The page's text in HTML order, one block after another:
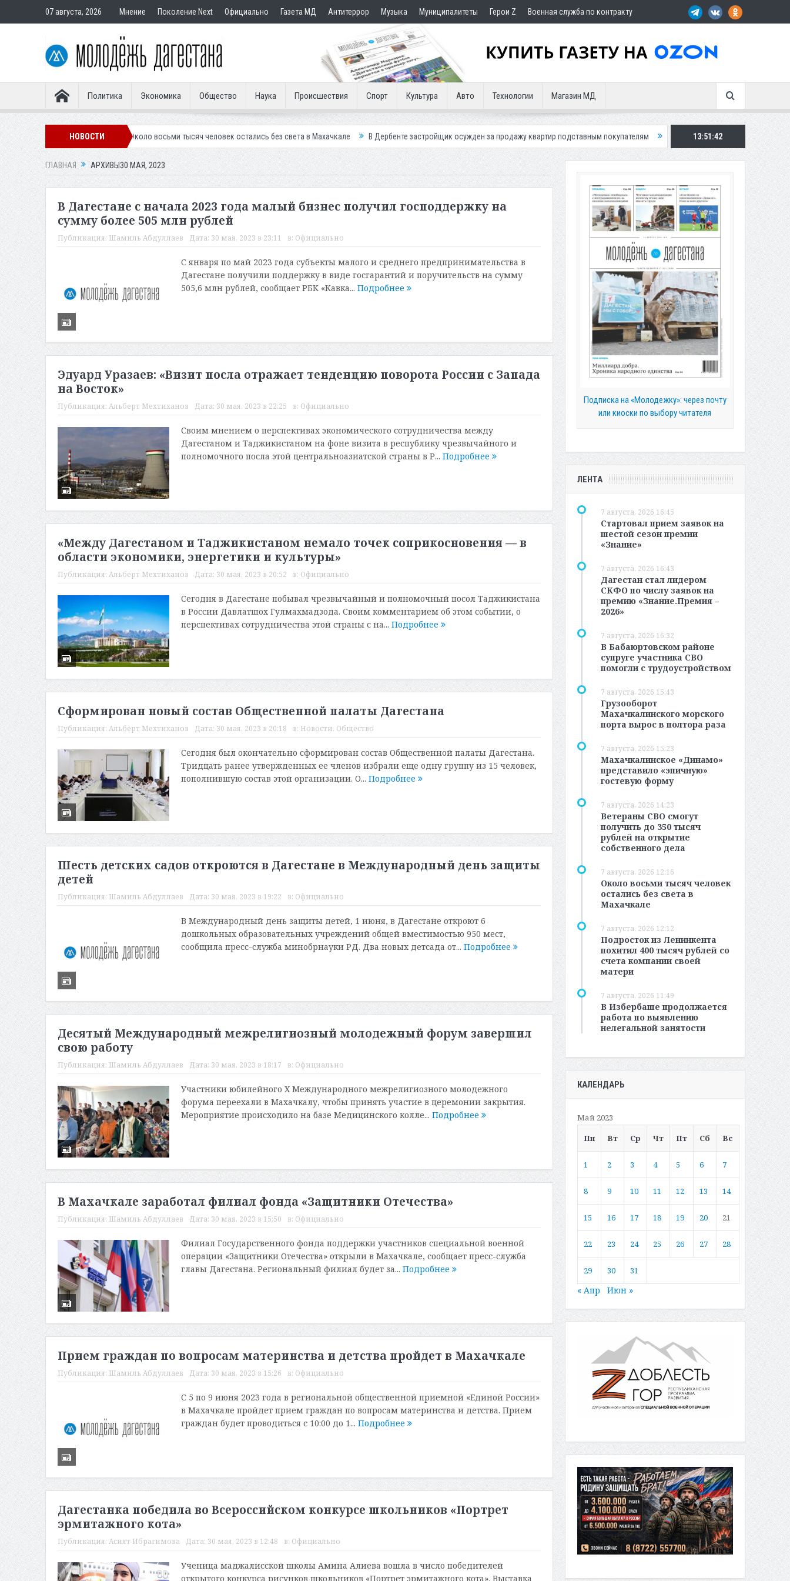
07 августа, 2026 Мнение Поколение Next Официально Газета МД Антитеррор Музыка Муниципалитеты Герои Z Военная служба по контракту
Политика Экономика Общество Наука Происшествия Спорт Культура Авто Технологии Магазин МД
НОВОСТИ
форму Около восьми тысяч человек остались без света в Махачкале В Дербенте застройщик осужден за продажу квартир подставным покупателям Экс-сотрудница Соцфонда получила срок за
13:51:43
ГЛАВНАЯ АРХИВЫ30 МАЯ, 2023
В Дагестане с начала 2023 года малый бизнес получил господдержку на
сумму более 505 млн рублей
Публикация: Шамиль Абдуллаев Дата: 30 мая, 2023 в 23:11 в: Официально
С января по май 2023 года субъекты малого и среднего предпринимательства в
Дагестане получили поддержку в виде госгарантий и поручительств на сумму
505,6 млн рублей, сообщает РБК «Кавка... Подробнее
Эдуард Уразаев: «Визит посла отражает тенденцию поворота России с Запада
на Восток»
Публикация: Альберт Мехтиханов Дата: 30 мая, 2023 в 22:25 в: Официально
Своим мнением о перспективах экономического сотрудничества между
Дагестаном и Таджикистаном на фоне визита в республику чрезвычайного и
полномочного посла этой центральноазиатской страны в Р... Подробнее
«Между Дагестаном и Таджикистаном немало точек соприкосновения — в
области экономики, энергетики и культуры»
Публикация: Альберт Мехтиханов Дата: 30 мая, 2023 в 20:52 в: Официально
Сегодня в Дагестане побывал чрезвычайный и полномочный посол Таджикистана
в России Давлатшох Гулмахмадзода. Своим комментарием об этом событии, о
перспективах сотрудничества этой страны с на... Подробнее
Сформирован новый состав Общественной палаты Дагестана
Публикация: Альберт Мехтиханов Дата: 30 мая, 2023 в 20:18 в: Новости, Общество
Сегодня был окончательно сформирован состав Общественной палаты Дагестана.
Тридцать ранее утвержденных ее членов избрали еще одну группу из 15 человек,
пополнившую состав этой организации. О... Подробнее
Шесть детских садов откроются в Дагестане в Международный день защиты
детей
Публикация: Шамиль Абдуллаев Дата: 30 мая, 2023 в 19:22 в: Официально
В Международный день защиты детей, 1 июня, в Дагестане откроют 6
дошкольных образовательных учреждений общей вместимостью 950 мест,
сообщила пресс-служба минобрнауки РД. Два новых детсада от... Подробнее
Десятый Международный межрелигиозный молодежный форум завершил
свою работу
Публикация: Шамиль Абдуллаев Дата: 30 мая, 2023 в 18:17 в: Официально
Участники юбилейного Х Международного межрелигиозного молодежного
форума переехали в Махачкалу, чтобы принять участие в церемонии закрытия.
Мероприятие происходило на базе Медицинского колле... Подробнее
В Махачкале заработал филиал фонда «Защитники Отечества»
Публикация: Шамиль Абдуллаев Дата: 30 мая, 2023 в 15:50 в: Официально
Филиал Государственного фонда поддержки участников специальной военной
операции «Защитники Отечества» открыли в Махачкале, сообщает пресс-служба
главы Дагестана. Региональный филиал будет за... Подробнее
Прием граждан по вопросам материнства и детства пройдет в Махачкале
Публикация: Шамиль Абдуллаев Дата: 30 мая, 2023 в 15:26 в: Официально
С 5 по 9 июня 2023 года в региональной общественной приемной «Единой России»
в Махачкале пройдет прием граждан по вопросам материнства и детства. Прием
граждан будет проводиться с 10:00 до 1... Подробнее
Дагестанка победила во Всероссийском конкурсе школьников «Портрет
эрмитажного кота»
Публикация: Асият Ибрагимова Дата: 30 мая, 2023 в 12:48 в: Официально
Ученица маджалисской школы Амина Алиева вошла в число победителей
открытого конкурса рисунков школьников «Портрет эрмитажного кота». Выставка
Подписка на «Молодежку»: через почту
или киоски по выбору читателя
ЛЕНТА
7 августа, 2026 16:45
Стартовал прием заявок на
шестой сезон премии
«Знание»
7 августа, 2026 16:43
Дагестан стал лидером
СКФО по числу заявок на
премию «Знание.Премия –
2026»
7 августа, 2026 16:32
В Бабаюртовском районе
супруге участника СВО
помогли с трудоустройством
7 августа, 2026 15:43
Грузооборот
Махачкалинского морского
порта вырос в полтора раза
7 августа, 2026 15:23
Махачкалинское «Динамо»
представило «эпичную»
гостевую форму
7 августа, 2026 14:23
Ветераны СВО смогут
получить до 350 тысяч
рублей на открытие
собственного дела
7 августа, 2026 12:16
Около восьми тысяч человек
остались без света в
Махачкале
7 августа, 2026 12:12
Подросток из Ленинкента
похитил 400 тысяч рублей со
счета компании своей
матери
7 августа, 2026 11:49
В Избербаше продолжается
работа по выявлению
нелегальной занятости
КАЛЕНДАРЬ
Май 2023
Пн
Вт Ср Чт Пт Сб Вс
1 2 3 4 5 6 7
8 9 10 11 12 13 14
15 16 17 18 19 20 21
22 23 24 25 26 27 28
29 30 31
« Апр Июн »